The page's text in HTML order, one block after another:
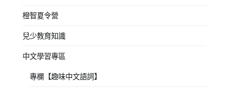
橙智夏令營
兒少教育知識
中文學習專區
專欄【趣味中文語詞】